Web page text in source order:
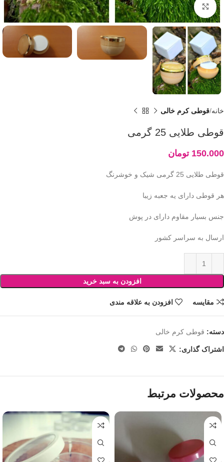
بزرگنمایی تصویر
خانه قوطی کرم خالی
قوطی طلایی 25 گرمی
150.000 تومان
قوطی طلایی 25 گرمی شیک و خوشرنگ
هر قوطی دارای یه جعبه زیبا
جنس بسیار مقاوم دارای در پوش
ارسال به سراسر کشور
افزودن به سبد خرید
مقایسه افزودن به علاقه مندی
دسته: قوطی کرم خالی
اشتراک گذاری:
محصولات مرتبط